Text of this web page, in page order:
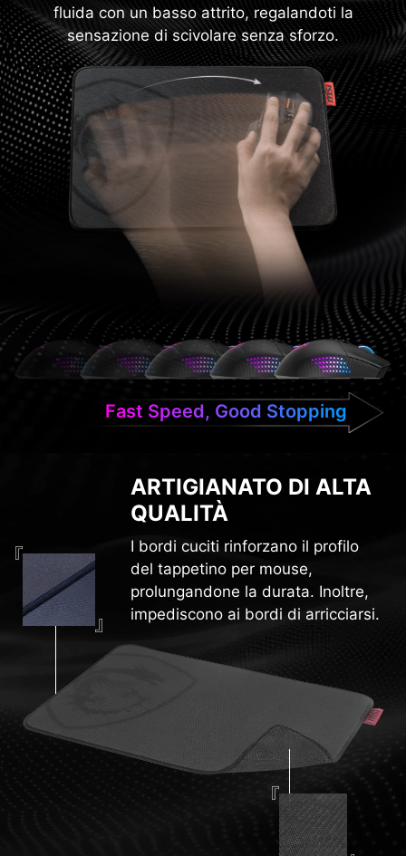
fluida con un basso attrito, regalandoti la
sensazione di scivolare senza sforzo.
Fast Speed, Good Stopping
ARTIGIANATO DI ALTA
QUALITÀ
I bordi cuciti rinforzano il profilo
del tappetino per mouse,
prolungandone la durata. Inoltre,
impediscono ai bordi di arricciarsi.